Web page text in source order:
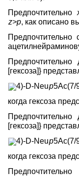
Предпочтительно
z>p, как описано
[гексоза]}
4)-D-Neup5Ac(7/
когда гексоза
[гексоза]}
4)-D-Neup5Ac(7/
когда гексоза